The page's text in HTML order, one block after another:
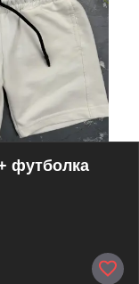
футболка